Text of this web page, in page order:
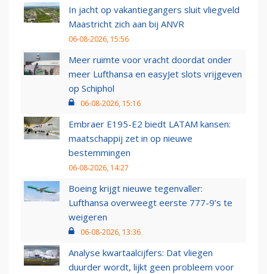
In jacht op vakantiegangers sluit vliegveld
Maastricht zich aan bij ANVR
06-08-2026, 15:56
Meer ruimte voor vracht doordat onder
meer Lufthansa en easyJet slots vrijgeven
op Schiphol
06-08-2026, 15:16
Embraer E195-E2 biedt LATAM kansen:
maatschappij zet in op nieuwe
bestemmingen
06-08-2026, 14:27
Boeing krijgt nieuwe tegenvaller:
Lufthansa overweegt eerste 777-9’s te
weigeren
06-08-2026, 13:36
Analyse kwartaalcijfers: Dat vliegen
duurder wordt, lijkt geen probleem voor